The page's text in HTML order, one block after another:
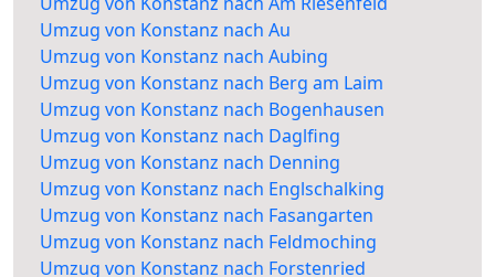
Umzug von Konstanz nach Au
Umzug von Konstanz nach Aubing
Umzug von Konstanz nach Berg am Laim
Umzug von Konstanz nach Bogenhausen
Umzug von Konstanz nach Daglfing
Umzug von Konstanz nach Denning
Umzug von Konstanz nach Englschalking
Umzug von Konstanz nach Fasangarten
Umzug von Konstanz nach Feldmoching
Umzug von Konstanz nach Forstenried